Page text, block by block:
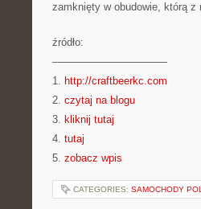
zamknięty w obudowie, którą z
źródło:
———————————
1. http://craftbeerkc.com
2. czytaj na blogu
3. kliknij tutaj
4. tutaj
5. zobacz wpis
CATEGORIES: SAMOCHODY